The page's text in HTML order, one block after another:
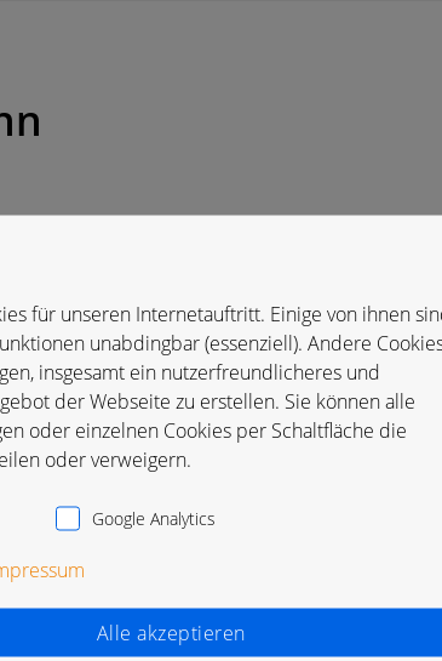
für unseren Internetauftritt. Einige von ihnen
unabdingbar (essenziell). Andere
insgesamt ein nutzerfreundlicheres und
der Webseite zu erstellen. Sie können alle
oder einzelnen Cookies per Schaltfläche die
oder verweigern.
Google Analytics
Alle akzeptieren